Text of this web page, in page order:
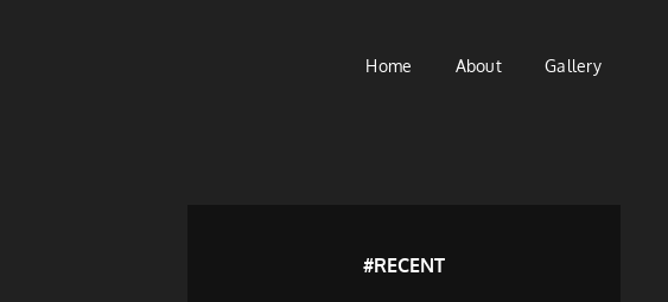
Home About Gallery
#RECENT